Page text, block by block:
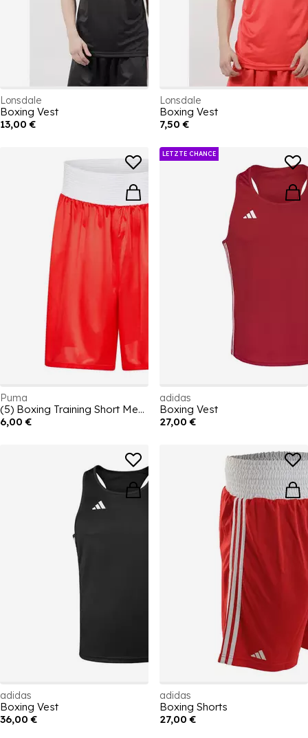
Lonsdale
Boxing Vest
13,00 €
Lonsdale
Boxing Vest
7,50 €
Puma
(5) Boxing Training Short Mens
6,00 €
LETZTE CHANCE
adidas
Boxing Vest
27,00 €
adidas
Boxing Vest
36,00 €
adidas
Boxing Shorts
27,00 €